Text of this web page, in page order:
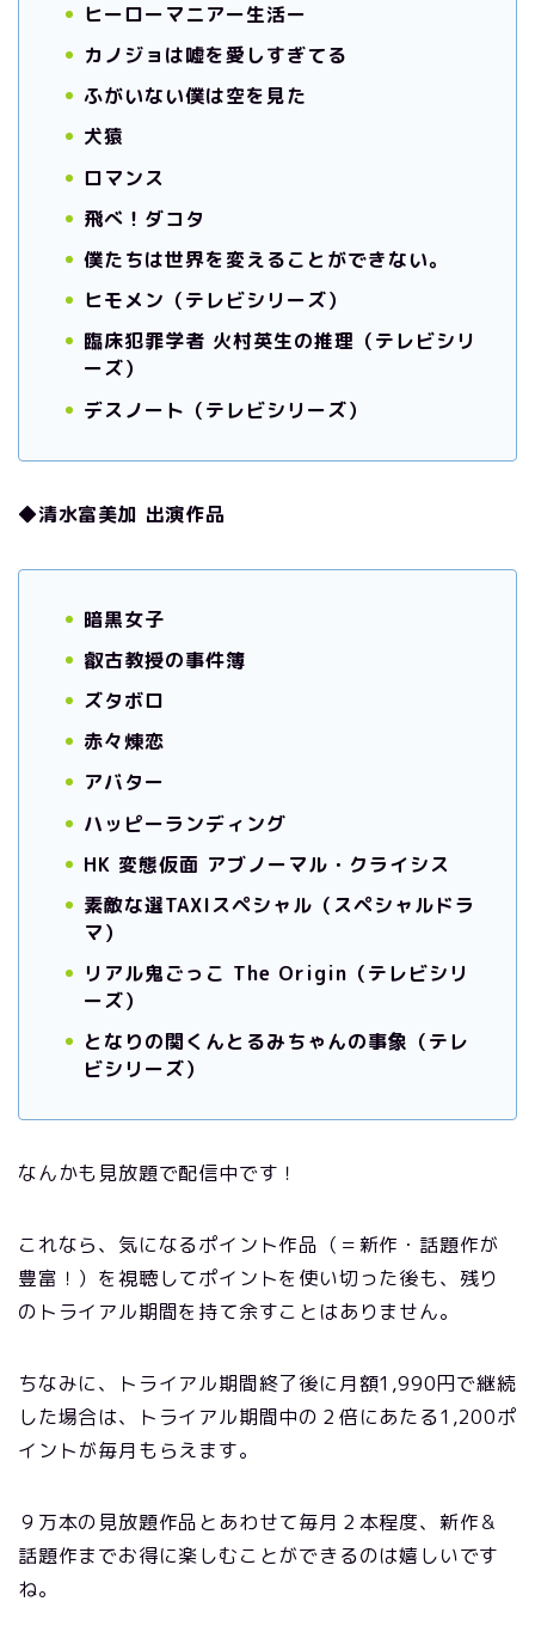
ヒーローマニアー生活ー
カノジョは嘘を愛しすぎてる
ふがいない僕は空を見た
犬猿
ロマンス
飛べ！ダコタ
僕たちは世界を変えることができない。
ヒモメン（テレビシリーズ）
臨床犯罪学者 火村英生の推理（テレビシリ
ーズ）
デスノート（テレビシリーズ）
◆清水富美加 出演作品
暗黒女子
叡古教授の事件簿
ズタボロ
赤々煉恋
アバター
ハッピーランディング
HK 変態仮面 アブノーマル・クライシス
素敵な選TAXIスペシャル（スペシャルドラ
マ）
リアル鬼ごっこ The Origin（テレビシリ
ーズ）
となりの関くんとるみちゃんの事象（テレ
ビシリーズ）
なんかも見放題で配信中です！
これなら、気になるポイント作品（＝新作・話題作が
豊富！）を視聴してポイントを使い切った後も、残り
のトライアル期間を持て余すことはありません。
ちなみに、
トライアル期間終了後に月額1,990円で継続
した場合は、トライアル期間中の２倍にあたる1,200ポ
イントが毎月もらえます。
９万本の見放題作品とあわせて毎月２本程度、新作＆
話題作までお得に楽しむことができるのは嬉しいです
ね。